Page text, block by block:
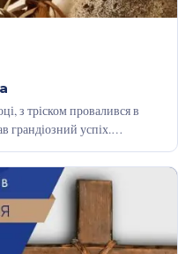
з тріском провалився в
грандіозний успіх.…